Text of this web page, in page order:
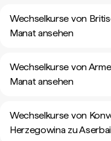
Wechselkurse von
Manat ansehen
Wechselkurse von
Manat ansehen
Wechselkurse von
Herzegowina zu